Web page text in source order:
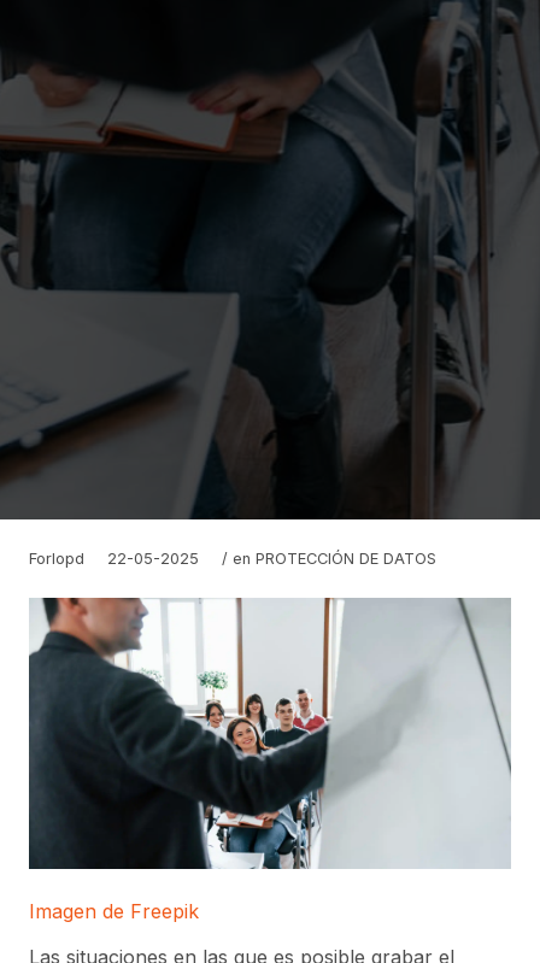
Forlopd 22-05-2025 / enPROTECCIÓN DE DATOS
Imagen de Freepik
Las situaciones en las que es posible grabar el